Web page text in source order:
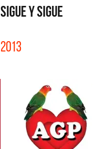
SIGUE Y SIGUE
2013